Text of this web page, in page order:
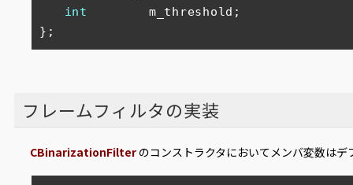
int
        m_threshold;
};
フレームフィルタの実装
CBinarizationFilter のコンストラクタにおいてメンバ変数は